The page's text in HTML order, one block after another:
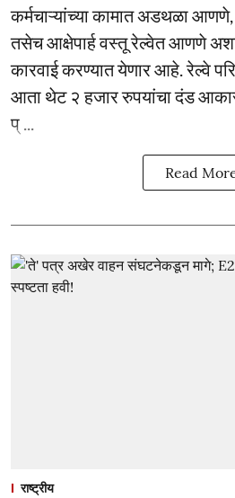
कर्मचाऱ्यांच्या कामात अडथळा
तसेच आक्षेपार्ह वस्तू रेल्वेत आणणे
कारवाई करण्यात येणार आहे. रेल्वे
आता थेट २ हजार रुपयांचा दंड
प् ...
Read
राष्ट्रीय